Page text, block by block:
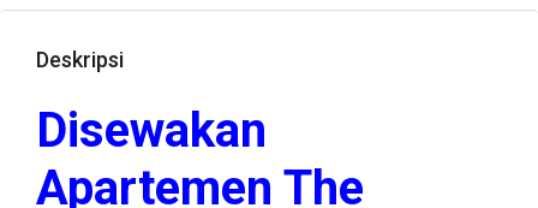
Deskripsi
Disewakan
Apartemen The